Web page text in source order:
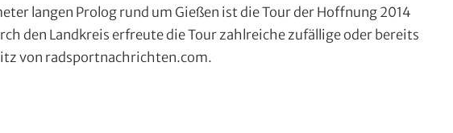
Tour
der
Hoffnung,
langen Prolog rund um Gießen ist die Tour der Hoffnung 2014
den Landkreis erfreute die Tour zahlreiche zufällige oder bereits
von radsportnachrichten.com.